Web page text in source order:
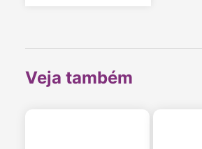
Veja também